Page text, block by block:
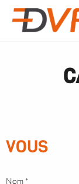
VOUS
Nom *